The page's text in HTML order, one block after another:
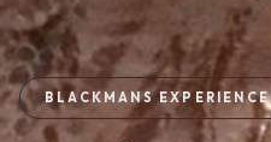
BLACKMANS EXPERIENCE